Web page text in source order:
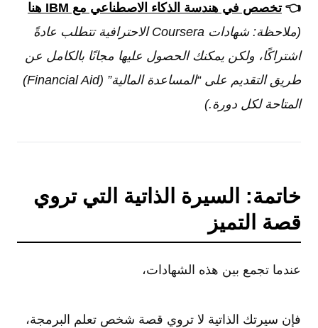
👈تخصص في هندسة الذكاء الاصطناعي مع IBM هنا
(ملاحظة: شهادات Coursera الاحترافية تتطلب عادةً
اشتراكًا، ولكن يمكنك الحصول عليها مجانًا بالكامل عن
طريق التقديم على “المساعدة المالية” (Financial Aid)
المتاحة لكل دورة.)
خاتمة: السيرة الذاتية التي تروي
قصة التميز
عندما تجمع بين هذه الشهادات،
فإن سيرتك الذاتية لا تروي قصة شخص تعلم البرمجة،